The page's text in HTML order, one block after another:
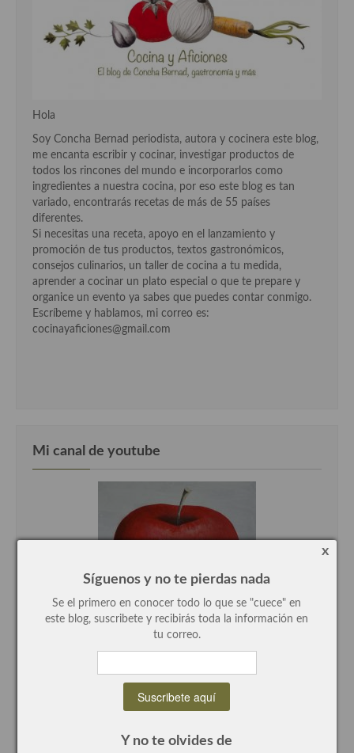
Masas elaboradas con harina, pizzas, quiches y demás
Carne
Pescado y Marisco
Postres y dulces
Postres con frutas
Quesos, recetas
Salazones y encurtidos
Recetas Especiales
Resumen tematicos de recetas
Cocina Brasileña
Cocina colombiana
Cocina Venezolana
Cocina de Estados Unidos
Hola
Soy Concha Bernad periodista, autora y cocinera este blog,
me encanta escribir y cocinar, investigar productos de
todos los rincones del mundo e incorporarlos como
ingredientes a nuestra cocina, por eso este blog es tan
variado, encontrarás recetas de más de 55 países
diferentes.
Si necesitas una receta, apoyo en el lanzamiento y
promoción de tus productos, textos gastronómicos,
consejos culinarios, un taller de cocina a tu medida,
aprender a cocinar un plato especial o que te prepare y
organice un evento ya sabes que puedes contar conmigo.
Escríbeme y hablamos, mi correo es:
cocinayaficiones@gmail.com
Mi canal de youtube
x
Síguenos y no te pierdas nada
Se el primero en conocer todo lo que se "cuece" en
este blog, suscribete y recibirás toda la información en
tu correo.
Y no te olvides de